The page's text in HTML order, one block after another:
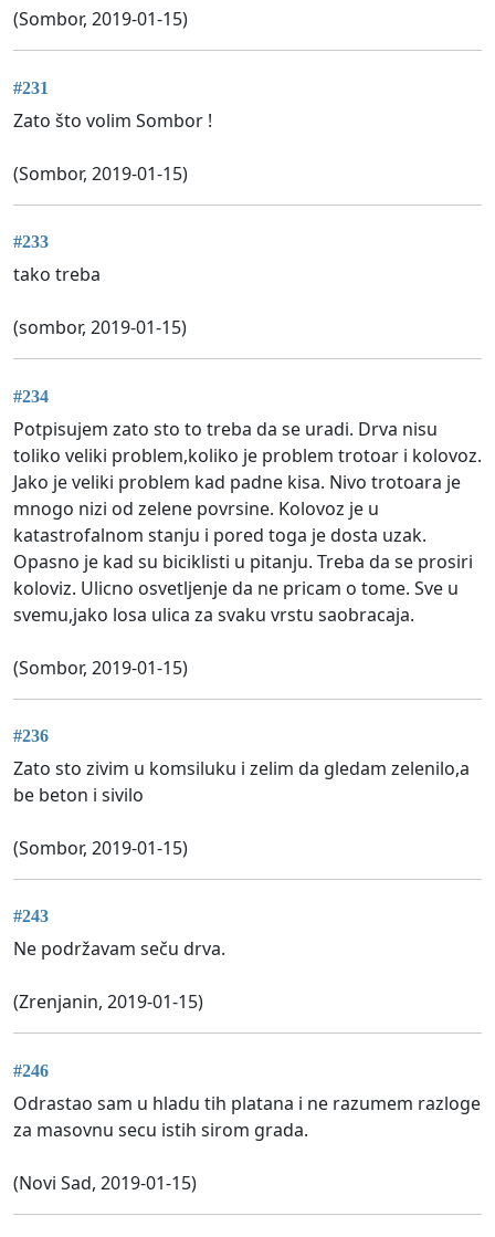
(Sombor, 2019-01-15)
#231
Zato što volim Sombor !
(Sombor, 2019-01-15)
#233
tako treba
(sombor, 2019-01-15)
#234
Potpisujem zato sto to treba da se uradi. Drva nisu
toliko veliki problem,koliko je problem trotoar i kolovoz.
Jako je veliki problem kad padne kisa. Nivo trotoara je
mnogo nizi od zelene povrsine. Kolovoz je u
katastrofalnom stanju i pored toga je dosta uzak.
Opasno je kad su biciklisti u pitanju. Treba da se prosiri
koloviz. Ulicno osvetljenje da ne pricam o tome. Sve u
svemu,jako losa ulica za svaku vrstu saobracaja.
(Sombor, 2019-01-15)
#236
Zato sto zivim u komsiluku i zelim da gledam zelenilo,a
be beton i sivilo
(Sombor, 2019-01-15)
#243
Ne podržavam seču drva.
(Zrenjanin, 2019-01-15)
#246
Odrastao sam u hladu tih platana i ne razumem razloge
za masovnu secu istih sirom grada.
(Novi Sad, 2019-01-15)